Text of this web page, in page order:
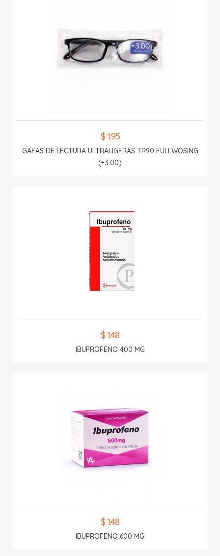
$ 1.95
GAFAS DE LECTURA ULTRALIGERAS TR90 FULLWOSING
(+3.00)
$ 1.48
IBUPROFENO 400 MG
$ 1.48
IBUPROFENO 600 MG